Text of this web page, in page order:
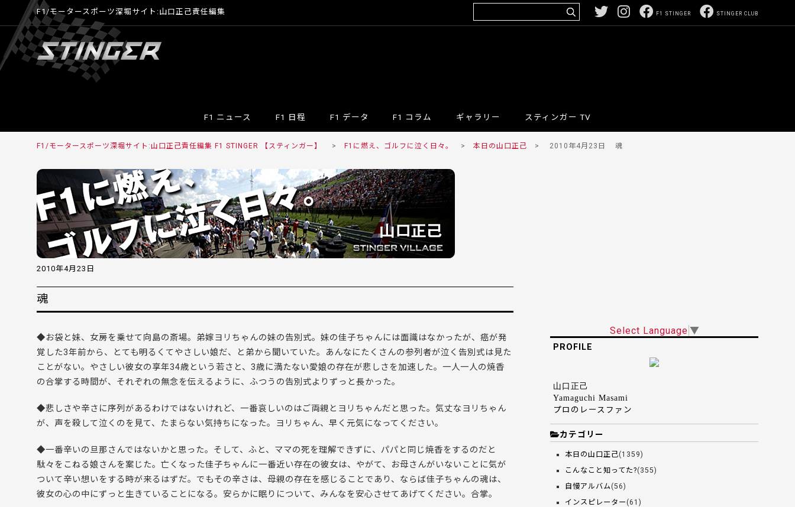
F1/モータースポーツ深堀サイト:山口正己責任編集 STINGER CLUB
F1 STINGER
F1 ニュース F1 日程 F1 データ F1 コラム ギャラリー スティンガー TV
F1/モータースポーツ深堀サイト:山口正己責任編集 F1 STINGER 【スティンガー】 > F1に燃え、ゴルフに泣く日々。 > 本日の山口正己 > 2010年4月23日 魂
2010年4月23日
魂
◆お袋と妹、女房を乗せて向島の斎場。弟嫁ヨリちゃんの妹の告別式。妹の佳子ちゃんには面識はなかったが、癌が発
覚した3年前から、とても明るくてやさしい娘だ、と弟から聞いていた。あんなにたくさんの参列者が泣く告別式は見た
ことがない。やさしい彼女の享年34歳という若さと、3歳に満たない愛娘の存在が悲しさを加速した。一人一人の焼香
の合掌する時間が、それぞれの無念を伝えるように、ふつうの告別式よりずっと長かった。
◆悲しさや辛さに序列があるわけではないけれど、一番哀しいのはご両親とヨリちゃんだと思った。気丈なヨリちゃん
が、声を殺して泣くのを見て、たまらない気持ちになった。ヨリちゃん、早く元気になってください。
◆一番辛いの旦那さんではないかと思った。そして、ふと、ママの死を理解できずに、パパと同じ焼香をするのだと
駄々をこねる娘さんを案じた。亡くなった佳子ちゃんに一番近い存在の彼女は、やがて、お母さんがいないことに気が
ついて辛い想いをする時が来るはずだ。でもその辛さは、母親の存在を感じることであり、ならば佳子ちゃんの魂は、
彼女の心の中にずっと生きていることになる。安らかに眠りについて、みんなを安心させてあげてください。合掌。
Select Language ▼
PROFILE
山口正己
Yamaguchi Masami
プロのレースファン
カテゴリー
本日の山口正己(1359)
こんなこと知ってた?(355)
自慢アルバム(56)
インスピレーター(61)